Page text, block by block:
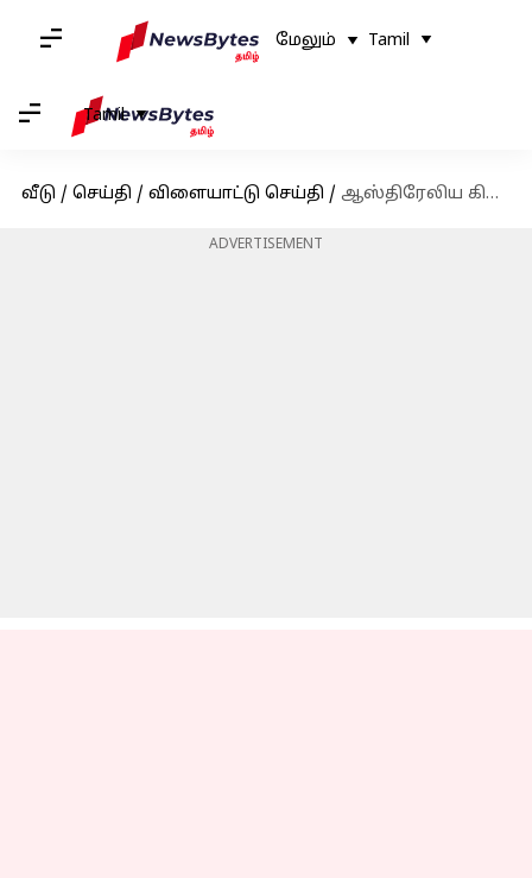
மேலும் Tamil
Tamil
வீடு / செய்தி / விளையாட்டு செய்தி / ஆஸ்திரேலிய கிரிக்கெட் வீரர் ஃபவாத் அகமத்தின் 4 மாத மகன் மரணம்
ADVERTISEMENT